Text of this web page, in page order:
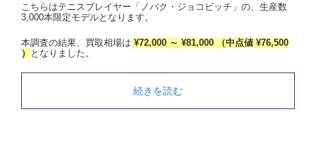
こちらはテニスプレイヤー「ノバク・ジョコビッチ」の、生産数
3,000本限定モデルとなります。
本調査の結果、買取相場は ¥72,000 ～ ¥81,000 （中点値 ¥76,500
）
となりました。
続きを読む